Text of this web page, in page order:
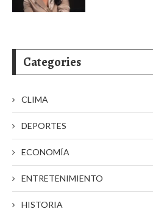
Categories
CLIMA
DEPORTES
ECONOMÍA
ENTRETENIMIENTO
HISTORIA